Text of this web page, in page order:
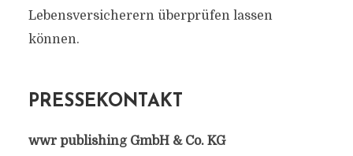
Lebensversicherern überprüfen lassen
können.
PRESSEKONTAKT
wwr publishing GmbH & Co. KG